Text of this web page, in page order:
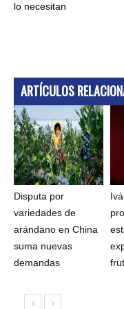
lo necesitan
ARTÍCULOS
Disputa por
variedades de
arándano en China
suma nuevas
demandas